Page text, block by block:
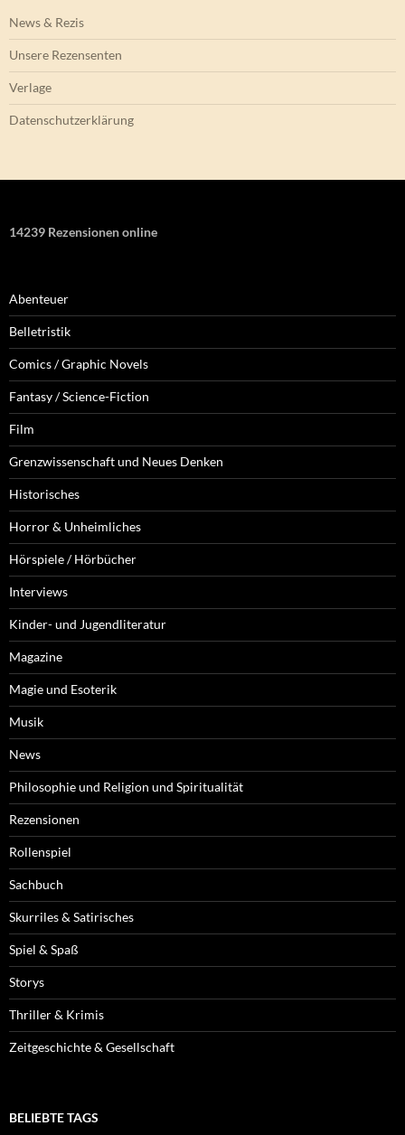
News & Rezis
Unsere Rezensenten
Verlage
Datenschutzerklärung
14239 Rezensionen online
Abenteuer
Belletristik
Comics / Graphic Novels
Fantasy / Science-Fiction
Film
Grenzwissenschaft und Neues Denken
Historisches
Horror & Unheimliches
Hörspiele / Hörbücher
Interviews
Kinder- und Jugendliteratur
Magazine
Magie und Esoterik
Musik
News
Philosophie und Religion und Spiritualität
Rezensionen
Rollenspiel
Sachbuch
Skurriles & Satirisches
Spiel & Spaß
Storys
Thriller & Krimis
Zeitgeschichte & Gesellschaft
BELIEBTE TAGS